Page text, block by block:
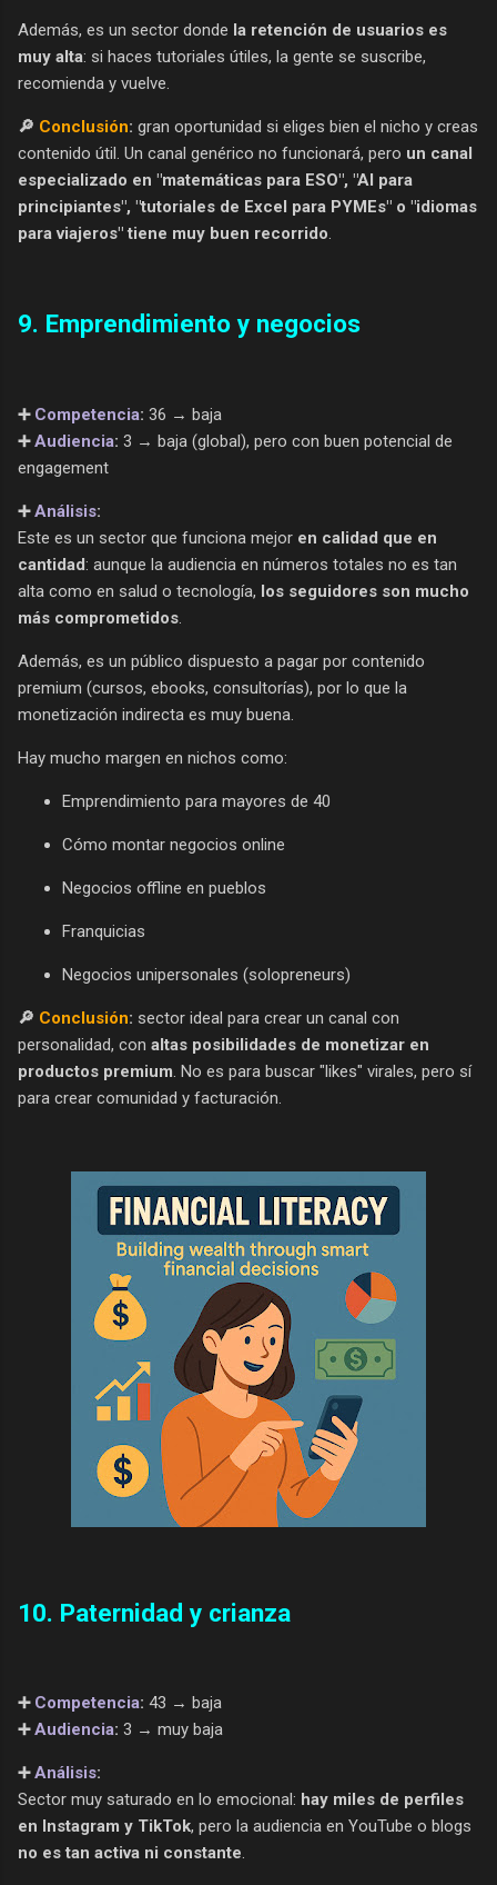
Además, es un sector donde la retención de usuarios es
muy alta: si haces tutoriales útiles, la gente se suscribe,
recomienda y vuelve.
🔎 Conclusión: gran oportunidad si eliges bien el nicho y creas
contenido útil. Un canal genérico no funcionará, pero un canal
especializado en "matemáticas para ESO", "AI para
principiantes", "tutoriales de Excel para PYMEs" o "idiomas
para viajeros" tiene muy buen recorrido
9. Emprendimiento y negocios
➕ Competencia: 36 → baja
➕Audiencia: 3 → baja (global), pero con buen potencial de
engagement
➕Análisis:
Este es un sector que funciona mejor en calidad que en
cantidad: aunque la audiencia en números totales no es tan
alta como en salud o tecnología, los seguidores son mucho
más comprometidos.
Además, es un público dispuesto a pagar por contenido
premium (cursos, ebooks, consultorías), por lo que la
monetización indirecta es muy buena.
Hay mucho margen en nichos como:
Emprendimiento para mayores de 40
Cómo montar negocios online
Negocios offline en pueblos
Franquicias
Negocios unipersonales (solopreneurs)
🔎 Conclusión: sector ideal para crear un canal con
personalidad, con altas posibilidades de monetizar en
productos premium. No es para buscar "likes" virales, pero sí
para crear comunidad y facturación.
10. Paternidad y crianza
➕ Competencia: 43 → baja
➕Audiencia: 3 → muy baja
➕Análisis:
Sector muy saturado en lo emocional: hay miles de perfiles
en Instagram y TikTok, pero la audiencia en YouTube o blogs
no es tan activa ni constante.